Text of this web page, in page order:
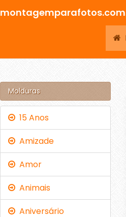
Molduras
15 Anos
Amizade
Amor
Animais
Aniversário